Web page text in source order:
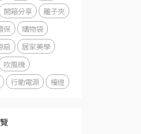
開箱分享
離子夾
保
購物袋
扇
居家美學
吹風機
行動電源 檯燈